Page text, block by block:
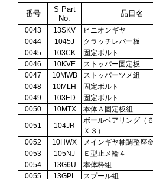
番号
S Part
No.
品目名
0043 13SKV ピニオンギヤ
0044
1045J クラッチレバー板
0045
103CK 固定ボルト
0046
10KVE ストッパー固定板
0047
10MWB ストッパーツメ組
0048
10MLH 固定ボルト
0049
103ED 固定ボルト
0050
10MTX 本体Ａ固定板組
0051
104JR
ボールベアリング（
Ｘ３）
0052
10HWX メインギヤ軸調整座
0053
105NJ Ｅ型止メ輪４
0054
13G6U 本体枠組
0055
13GPL スプール組